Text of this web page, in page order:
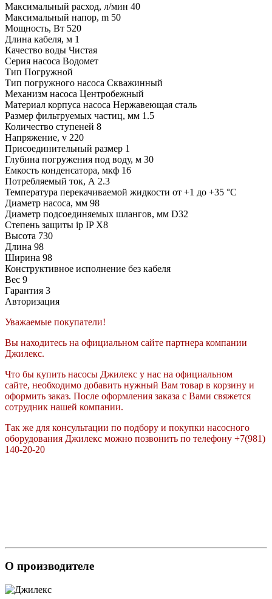
Максимальный расход, л/мин 40
Максимальный напор, m 50
Мощность, Вт 520
Длина кабеля, м 1
Качество воды Чистая
Серия насоса Водомет
Тип Погружной
Тип погружного насоса Скважинный
Механизм насоса Центробежный
Материал корпуса насоса Нержавеющая сталь
Размер фильтруемых частиц, мм 1.5
Количество ступеней 8
Напряжение, v 220
Присоединительный размер 1
Глубина погружения под воду, м 30
Емкость конденсатора, мкф 16
Потребляемый ток, А 2.3
Температура перекачиваемой жидкости от +1 до +35 °C
Диаметр насоса, мм 98
Диаметр подсоединяемых шлангов, мм D32
Степень защиты ip IP Х8
Высота 730
Длина 98
Ширина 98
Конструктивное исполнение без кабеля
Вес 9
Гарантия 3
Авторизация
Уважаемые покупатели!
Вы находитесь на официальном сайте партнера компании
Джилекс.
Что бы купить насосы Джилекс у нас на официальном
сайте, необходимо добавить нужный Вам товар в корзину и
оформить заказ. После оформления заказа с Вами свяжется
сотрудник нашей компании.
Так же для консультации по подбору и покупки насосного
оборудования Джилекс можно позвонить по телефону +7(981)
140-20-20
О производителе